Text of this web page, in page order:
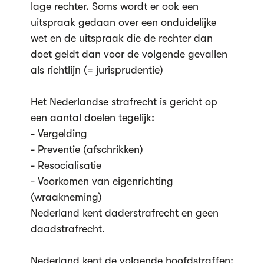
lage rechter. Soms wordt er ook een
uitspraak gedaan over een onduidelijke
wet en de uitspraak die de rechter dan
doet geldt dan voor de volgende gevallen
als richtlijn (= jurisprudentie)
Het Nederlandse strafrecht is gericht op
een aantal doelen tegelijk:
- Vergelding
- Preventie (afschrikken)
- Resocialisatie
- Voorkomen van eigenrichting
(wraakneming)
Nederland kent daderstrafrecht en geen
daadstrafrecht.
Nederland kent de volgende hoofdstraffen: